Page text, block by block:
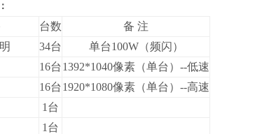
台数 备 注
34台
单台100W（频闪）
16台 1392*1040像素（单台）--低速
16台 1920*1080像素（单台）--高速
1 台
1 台